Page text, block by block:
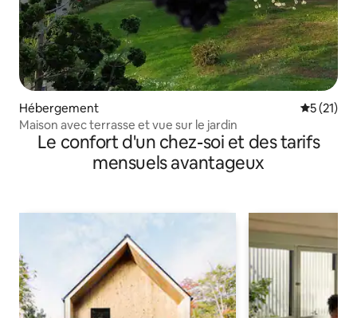
Hébergement
5 (21)
Maison avec terrasse et vue sur le jardin
Le confort d'un chez-soi et des tarifs
mensuels avantageux